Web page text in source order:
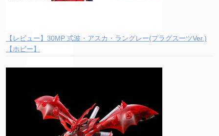
【レビュー】30MP 式波・アスカ・ラングレー(プラグスーツVer.)
【ホビー】